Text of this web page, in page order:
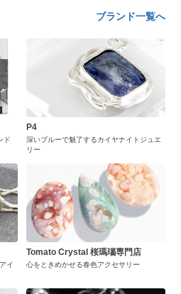
ブランド一覧へ
ド
P4
深いブルーで魅了するカイヤナイトジュエ
リー
イ
Tomato Crystal 桜瑪瑙専門店
心をときめかせる春色アクセサリー